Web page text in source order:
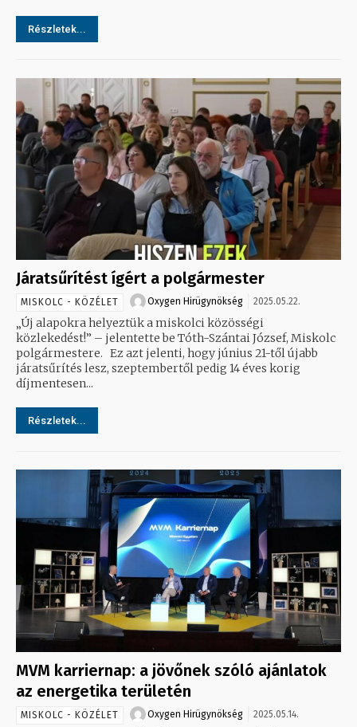
Részletek...
Járatsűrítést ígért a polgármester
MISKOLC - KÖZÉLET Oxygen Hirügynökség 2025.05.22.
„Új alapokra helyeztük a miskolci közösségi
közlekedést!” – jelentette be Tóth-Szántai József, Miskolc
polgármestere. Ez azt jelenti, hogy június 21-től újabb
járatsűrítés lesz, szeptembertől pedig 14 éves korig
díjmentesen...
Részletek...
MVM karriernap: a jövőnek szóló ajánlatok
az energetika területén
MISKOLC - KÖZÉLET Oxygen Hirügynökség 2025.05.14.